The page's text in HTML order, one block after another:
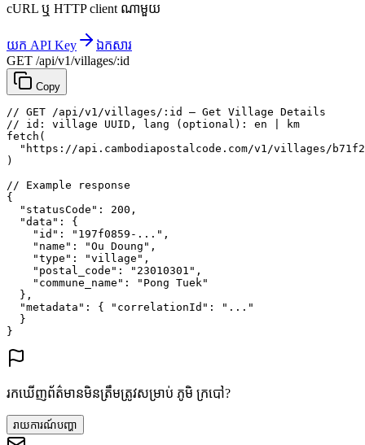
cURL ឬ HTTP client ណាមួយ
យក API Key
ឯកសារ
GET /api/v1/villages/:id
Copy
// GET /api/v1/villages/:id — Get Village Details
// id: village UUID, lang (optional): en | km
fetch (
"https://api.cambodiapostalcode.com/v1/villages/
)
// Example response
{
"statusCode" : 200 ,
"data" : {
"id" : "197f0859-..." ,
"name" : "Ou Doung" ,
"type" : "village" ,
"postal_code" : "23010301" ,
"commune_name" :
"Pong Tuek"
},
"metadata" : { "correlationId" :
"..."
}
}
រកឃើញព័ត៌មានមិនត្រឹមត្រូវសម្រាប់ ភូមិ ក្របៅ?
រាយការណ៍បញ្ហា